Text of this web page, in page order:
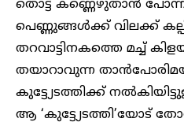
തൊട്ട് കണ്ണെഴുതാൻ
പെണ്ണുങ്ങൾക്ക് വിലക്ക്
തറവാട്ടിനകത്തെ മച്ച്
തയാറാവുന്ന
കുട്ട്യേടത്തിക്ക്
ആ ‘കുട്ട്യേടത്തി’യോട്